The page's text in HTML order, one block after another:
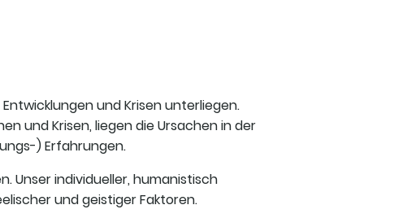
und Krisen unterliegen.
und Krisen, liegen die Ursachen in der
) Erfahrungen.
Unser individueller, humanistisch
und geistiger Faktoren.